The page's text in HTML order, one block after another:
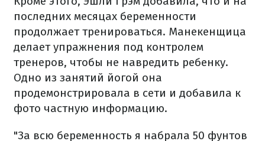
последних месяцах беременности
продолжает тренироваться. Манекенщица
делает упражнения под контролем
тренеров, чтобы не навредить ребенку.
Одно из занятий йогой она
продемонстрировала в сети и добавила к
фото частную информацию.
"За всю беременность я набрала 50 фунтов